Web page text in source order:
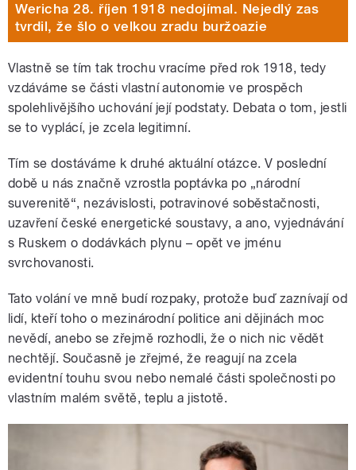
Wericha 28. říjen 1918 nedojímal. Nejedlý zas
tvrdil, že šlo o velkou zradu buržoazie
Vlastně se tím tak trochu vracíme před rok 1918, tedy
vzdáváme se části vlastní autonomie ve prospěch
spolehlivějšího uchování její podstaty. Debata o tom, jestli
se to vyplácí, je zcela legitimní.
Tím se dostáváme k druhé aktuální otázce. V poslední
době u nás značně vzrostla poptávka po „národní
suverenitě“, nezávislosti, potravinové soběstačnosti,
uzavření české energetické soustavy, a ano, vyjednávání
s Ruskem o dodávkách plynu – opět ve jménu
svrchovanosti.
Tato volání ve mně budí rozpaky, protože buď zaznívají od
lidí, kteří toho o mezinárodní politice ani dějinách moc
nevědí, anebo se zřejmě rozhodli, že o nich nic vědět
nechtějí. Současně je zřejmé, že reagují na zcela
evidentní touhu svou nebo nemalé části společnosti po
vlastním malém světě, teplu a jistotě.